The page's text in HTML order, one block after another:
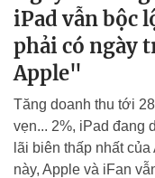
iPad vẫn bộc
phải có ngày
Apple"
Tăng doanh thu tới
vẹn... 2%, iPad đang
lãi biên thấp nhất
này, Apple và iFan